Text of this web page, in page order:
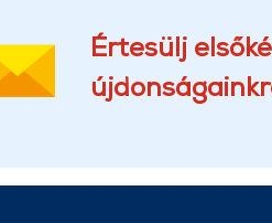
Értesülj